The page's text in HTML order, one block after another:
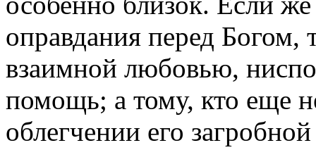
оправдания перед Богом,
взаимной любовью,
помощь; а тому, кто еще
облегчении его